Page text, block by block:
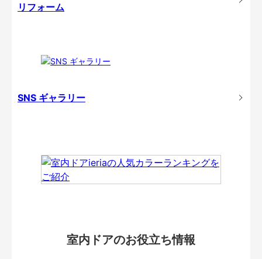
リフォーム
SNS ギャラリー
室内ドアのお役立ち情報